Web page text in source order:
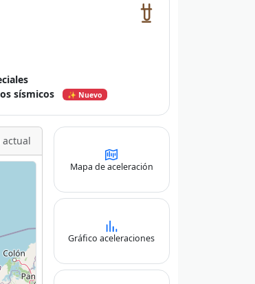
sísmicos
✨ Nuevo
actual
Mapa de aceleración
Gráfico aceleraciones